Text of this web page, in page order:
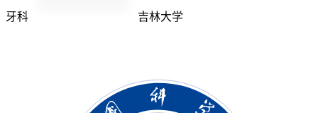
牙科 吉林大学